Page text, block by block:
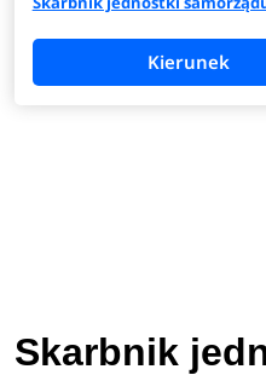
Kierunek
Skarbnik